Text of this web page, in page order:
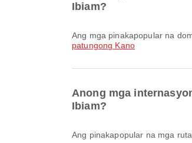
Ibiam?
Ang mga pinakapopular na
patungong Kano
Anong mga
Ibiam?
Ang pinakapopular na mga